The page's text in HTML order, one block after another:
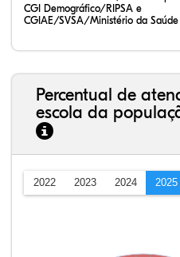
CGI Demográfico/RIPSA e
CGIAE/SVSA/Ministério da Saúde
Percentual de
escola da
2022 2023 2024 2025